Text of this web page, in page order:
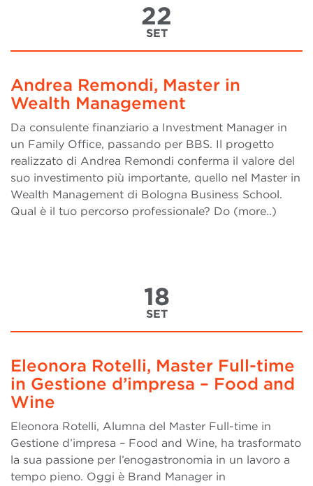
22
SET
Andrea Remondi, Master in
Wealth Management
Da consulente finanziario a Investment Manager in
un Family Office, passando per BBS. Il progetto
realizzato di Andrea Remondi conferma il valore del
suo investimento più importante, quello nel Master in
Wealth Management di Bologna Business School.
Qual è il tuo percorso professionale? Do (more..)
18
SET
Eleonora Rotelli, Master Full-time
in Gestione d’impresa – Food and
Wine
Eleonora Rotelli, Alumna del Master Full-time in
Gestione d’impresa – Food and Wine, ha trasformato
la sua passione per l’enogastronomia in un lavoro a
tempo pieno. Oggi è Brand Manager in